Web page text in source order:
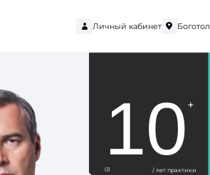
Личный кабинет Боготол
10 +
01 / лет практики